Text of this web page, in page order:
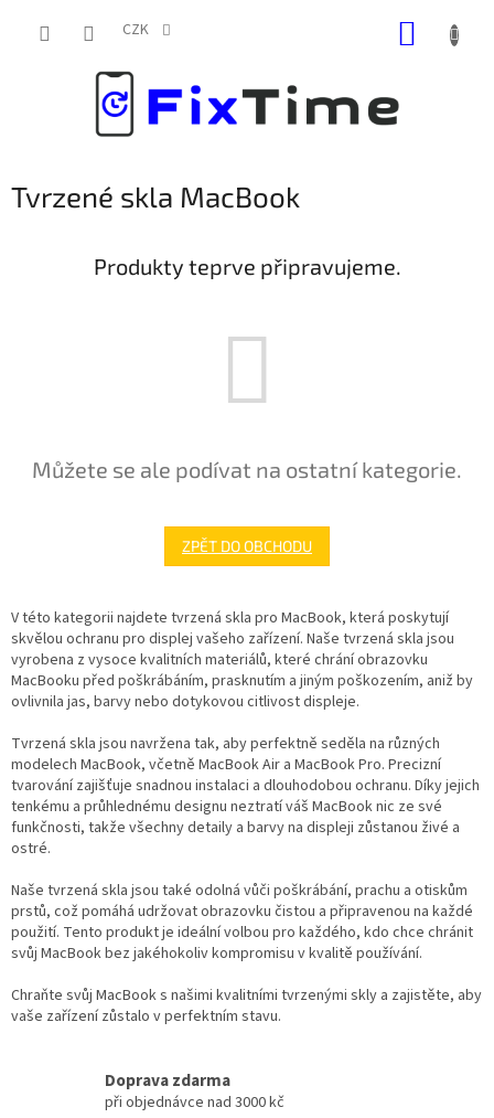
CZK
Tvrzené skla MacBook
Produkty teprve připravujeme.
Můžete se ale podívat na ostatní kategorie.
ZPĚT DO OBCHODU
V této kategorii najdete tvrzená skla pro MacBook, která poskytují
skvělou ochranu pro displej vašeho zařízení. Naše tvrzená skla jsou
vyrobena z vysoce kvalitních materiálů, které chrání obrazovku
MacBooku před poškrábáním, prasknutím a jiným poškozením, aniž by
ovlivnila jas, barvy nebo dotykovou citlivost displeje.
Tvrzená skla jsou navržena tak, aby perfektně seděla na různých
modelech MacBook, včetně MacBook Air a MacBook Pro. Precizní
tvarování zajišťuje snadnou instalaci a dlouhodobou ochranu. Díky jejich
tenkému a průhlednému designu neztratí váš MacBook nic ze své
funkčnosti, takže všechny detaily a barvy na displeji zůstanou živé a
ostré.
Naše tvrzená skla jsou také odolná vůči poškrábání, prachu a otiskům
prstů, což pomáhá udržovat obrazovku čistou a připravenou na každé
použití. Tento produkt je ideální volbou pro každého, kdo chce chránit
svůj MacBook bez jakéhokoliv kompromisu v kvalitě používání.
Chraňte svůj MacBook s našimi kvalitními tvrzenými skly a zajistěte, aby
vaše zařízení zůstalo v perfektním stavu.
Doprava zdarma
při objednávce nad 3000 kč